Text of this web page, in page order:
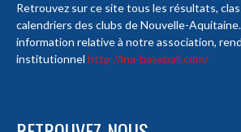
Retrouvez sur ce site tous les résultats,
calendriers des clubs de Nouvelle-
information relative à notre association,
institutionnel http://lna-baseball.com/